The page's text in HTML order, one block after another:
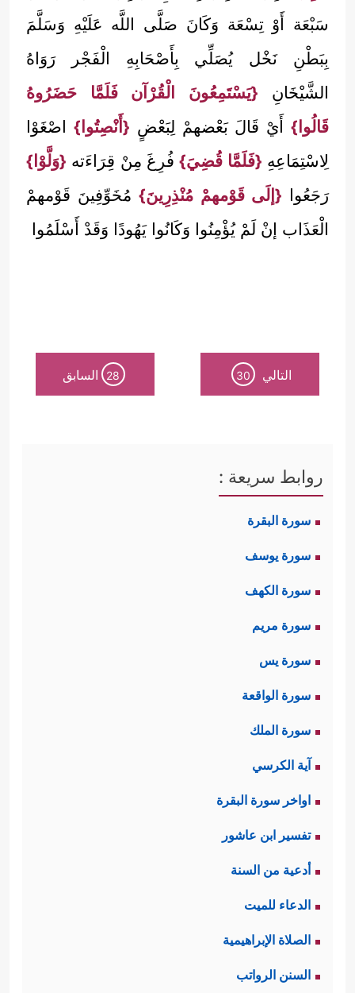
سَبْعَة أَوْ تِسْعَة وَكَانَ صَلَّى اللَّه عَلَيْهِ وَسَلَّمَ
بِبَطْنِ نَخْل يُصَلِّي بِأَصْحَابِهِ الْفَجْر رَوَاهُ
الشَّيْخَانِ {يَسْتَمِعُونَ الْقُرْآن فَلَمَّا حَضَرُوهُ
قَالُوا}أَيْ قَالَ بَعْضهمْ لِبَعْضٍ {أَنْصِتُوا} اصْغَوْا
لِاسْتِمَاعِهِ {فَلَمَّا قُضِيَ}فُرِغَ مِنْ قِرَاءَته {وَلَّوْا}
رَجَعُوا {إلَى قَوْمهمْ مُنْذِرِينَ}مُخَوِّفِينَ قَوْمهمْ
الْعَذَاب إنْ لَمْ يُؤْمِنُوا وَكَانُوا يَهُودًا وَقَدْ أَسْلَمُوا
التالي 30
28 السابق
روابط سريعة :
سورة البقرة
سورة يوسف
سورة الكهف
سورة مريم
سورة يس
سورة الواقعة
سورة الملك
آية الكرسي
اواخر سورة البقرة
تفسير ابن عاشور
أدعية من السنة
الدعاء للميت
الصلاة الإبراهيمية
السنن الرواتب